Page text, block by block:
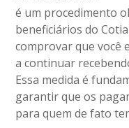
é um procedimento
beneficiários do
comprovar que você
a continuar
Essa medida é
garantir que os
para quem de fato